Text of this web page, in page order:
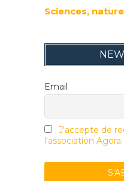
Sciences,
Email
J'accepte de
l'association Agora.